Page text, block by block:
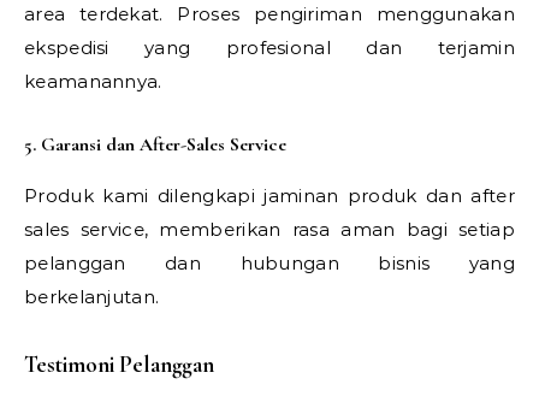
area terdekat. Proses pengiriman menggunakan
ekspedisi yang profesional dan terjamin
keamanannya.
5. Garansi dan After-Sales Service
Produk kami dilengkapi jaminan produk dan after
sales service, memberikan rasa aman bagi setiap
pelanggan dan hubungan bisnis yang
berkelanjutan.
Testimoni Pelanggan